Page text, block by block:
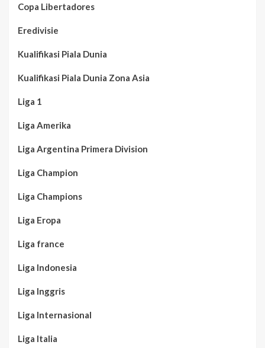
Copa Libertadores
Eredivisie
Kualifikasi Piala Dunia
Kualifikasi Piala Dunia Zona Asia
Liga 1
Liga Amerika
Liga Argentina Primera Division
Liga Champion
Liga Champions
Liga Eropa
Liga france
Liga Indonesia
Liga Inggris
Liga Internasional
Liga Italia